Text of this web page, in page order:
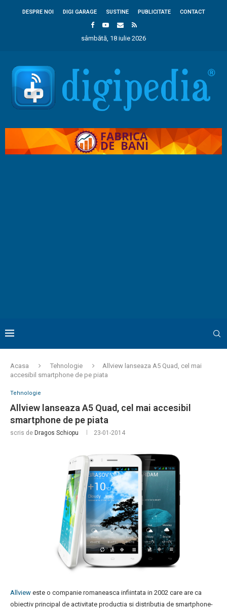
DESPRE NOI DIGI GARAGE SUSTINE PUBLICITATE CONTACT
sâmbătă, 18 iulie 2026
Acasa Tehnologie
Allview lanseaza A5 Quad, cel mai
accesibil smartphone de pe piata
Tehnologie
Allview lanseaza A5 Quad, cel mai accesibil
smartphone de pe piata
scris de Dragos Schiopu 23-01-2014
Allview este o companie romaneasca infiintata in 2002 care are ca
obiectiv principal de activitate productia si distributia de smartphone-